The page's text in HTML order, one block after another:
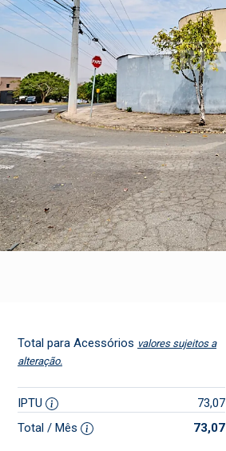
Total para Acessórios valores sujeitos a
alteração.
IPTU
73,07
Total / Mês
73,07